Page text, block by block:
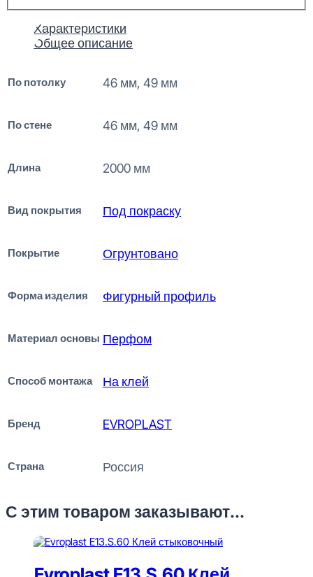
Характеристики
Общее описание
По потолку 46 мм, 49 мм
По стене 46 мм, 49 мм
Длина 2000 мм
Вид покрытия Под покраску
Покрытие Огрунтовано
Форма изделия Фигурный профиль
Материал основы Перфом
Способ монтажа На клей
Бренд EVROPLAST
Страна Россия
С этим товаром заказывают...